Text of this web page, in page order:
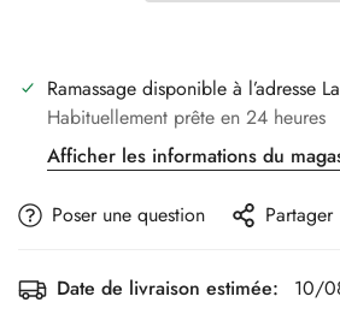
Ramassage disponible à l’adresse
Habituellement prête en 24 heures
Afficher les informations du
Poser une question Partager
Date de livraison estimée:
10/